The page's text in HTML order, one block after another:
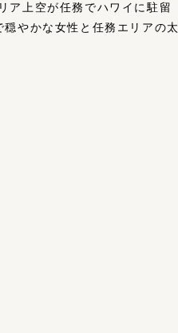
ア上空が任務でハワイに駐留
やかな女性と任務エリアの太